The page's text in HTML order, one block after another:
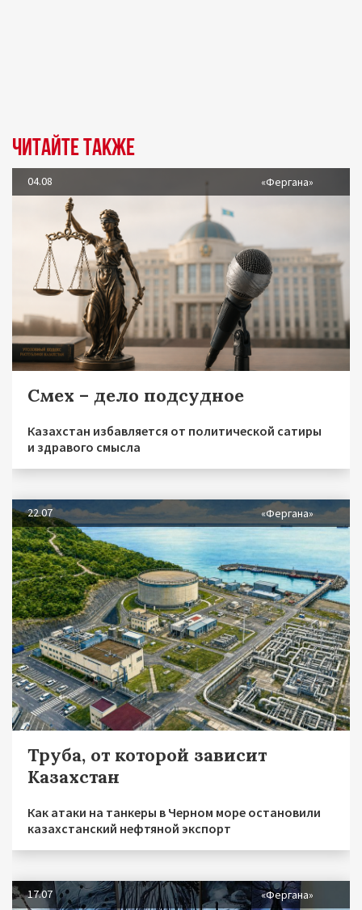
Читайте также
04.08 «Фергана»
Смех – дело подсудное
Казахстан избавляется от политической сатиры
и здравого смысла
22.07 «Фергана»
Труба, от которой зависит
Казахстан
Как атаки на танкеры в Черном море остановили
казахстанский нефтяной экспорт
17.07 «Фергана»